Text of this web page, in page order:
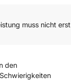
muss nicht erst
den